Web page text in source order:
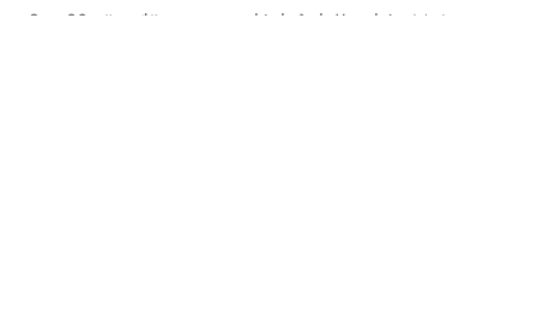
Sau 20 năm đăng quang, hình ảnh Hoa hậu Mai